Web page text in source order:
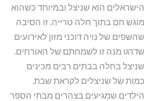
הישראלים הוא שניצל ובמיוחד כשהוא
מוגש חם בתוך חלה טרייה. זו הסיבה
שהשפים של נויה דוכני מזון לאירועים
שדרגו מנה זו לשמחתם של האורחים.
שניצל בחלה בבתים רבים מכינים
כמות של שניצלים לקראת שבת.
הילדים שמגיעים בצהרים מבתי הספר